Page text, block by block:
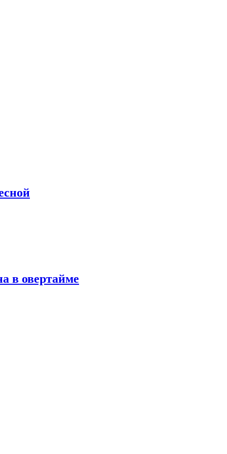
в овертайме